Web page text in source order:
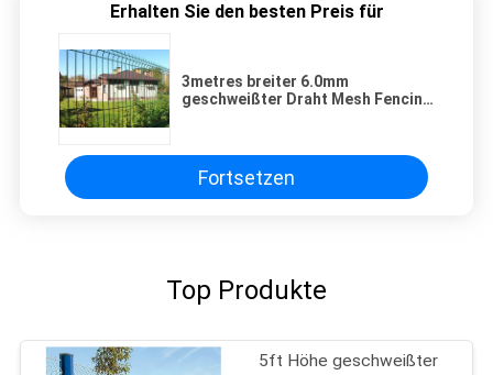
Erhalten Sie den besten Preis für
3metres breiter 6.0mm
geschweißter Draht Mesh Fencing
Fortsetzen
Top Produkte
5ft Höhe geschweißter